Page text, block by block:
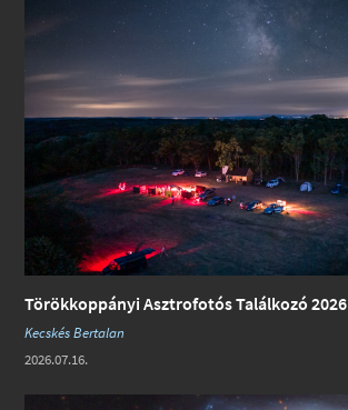
Törökkoppányi Asztrofotós Találkozó 2026
Kecskés Bertalan
2026.07.16.